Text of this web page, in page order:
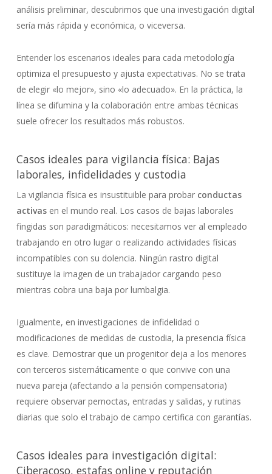
análisis preliminar, descubrimos que una investigación digital
sería más rápida y económica, o viceversa.
Entender los escenarios ideales para cada metodología
optimiza el presupuesto y ajusta expectativas. No se trata
de elegir «lo mejor», sino «lo adecuado». En la práctica, la
línea se difumina y la colaboración entre ambas técnicas
suele ofrecer los resultados más robustos.
Casos ideales para vigilancia física: Bajas
laborales, infidelidades y custodia
La vigilancia física es insustituible para probar conductas
activasen el mundo real. Los casos de bajas laborales
fingidas son paradigmáticos: necesitamos ver al empleado
trabajando en otro lugar o realizando actividades físicas
incompatibles con su dolencia. Ningún rastro digital
sustituye la imagen de un trabajador cargando peso
mientras cobra una baja por lumbalgia.
Igualmente, en investigaciones de infidelidad o
modificaciones de medidas de custodia, la presencia física
es clave. Demostrar que un progenitor deja a los menores
con terceros sistemáticamente o que convive con una
nueva pareja (afectando a la pensión compensatoria)
requiere observar pernoctas, entradas y salidas, y rutinas
diarias que solo el trabajo de campo certifica con garantías.
Casos ideales para investigación digital:
Ciberacoso, estafas online y reputación